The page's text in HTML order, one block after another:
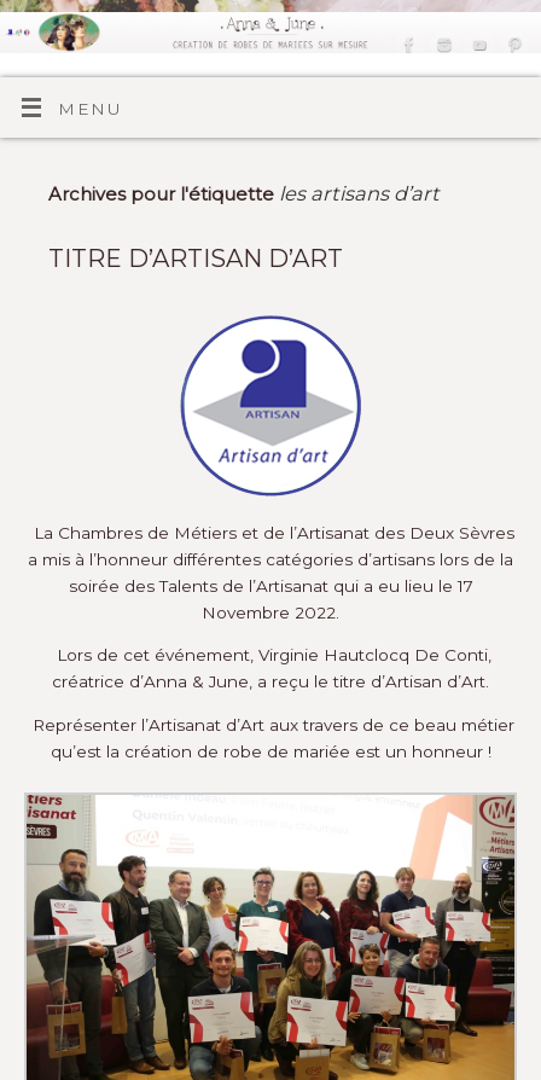
MENU
Archives pour l'étiquette les artisans d’art
TITRE D’ARTISAN D’ART
La Chambres de Métiers et de l’Artisanat des Deux Sèvres
a mis à l’honneur différentes catégories d’artisans lors de la
soirée des Talents de l’Artisanat qui a eu lieu le 17
Novembre 2022.
Lors de cet événement, Virginie Hautclocq De Conti,
créatrice d’Anna & June, a reçu le titre d’Artisan d’Art.
Représenter l’Artisanat d’Art aux travers de ce beau métier
qu’est la création de robe de mariée est un honneur !